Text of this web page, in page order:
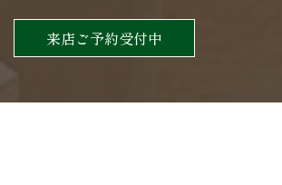
来店ご予約受付中